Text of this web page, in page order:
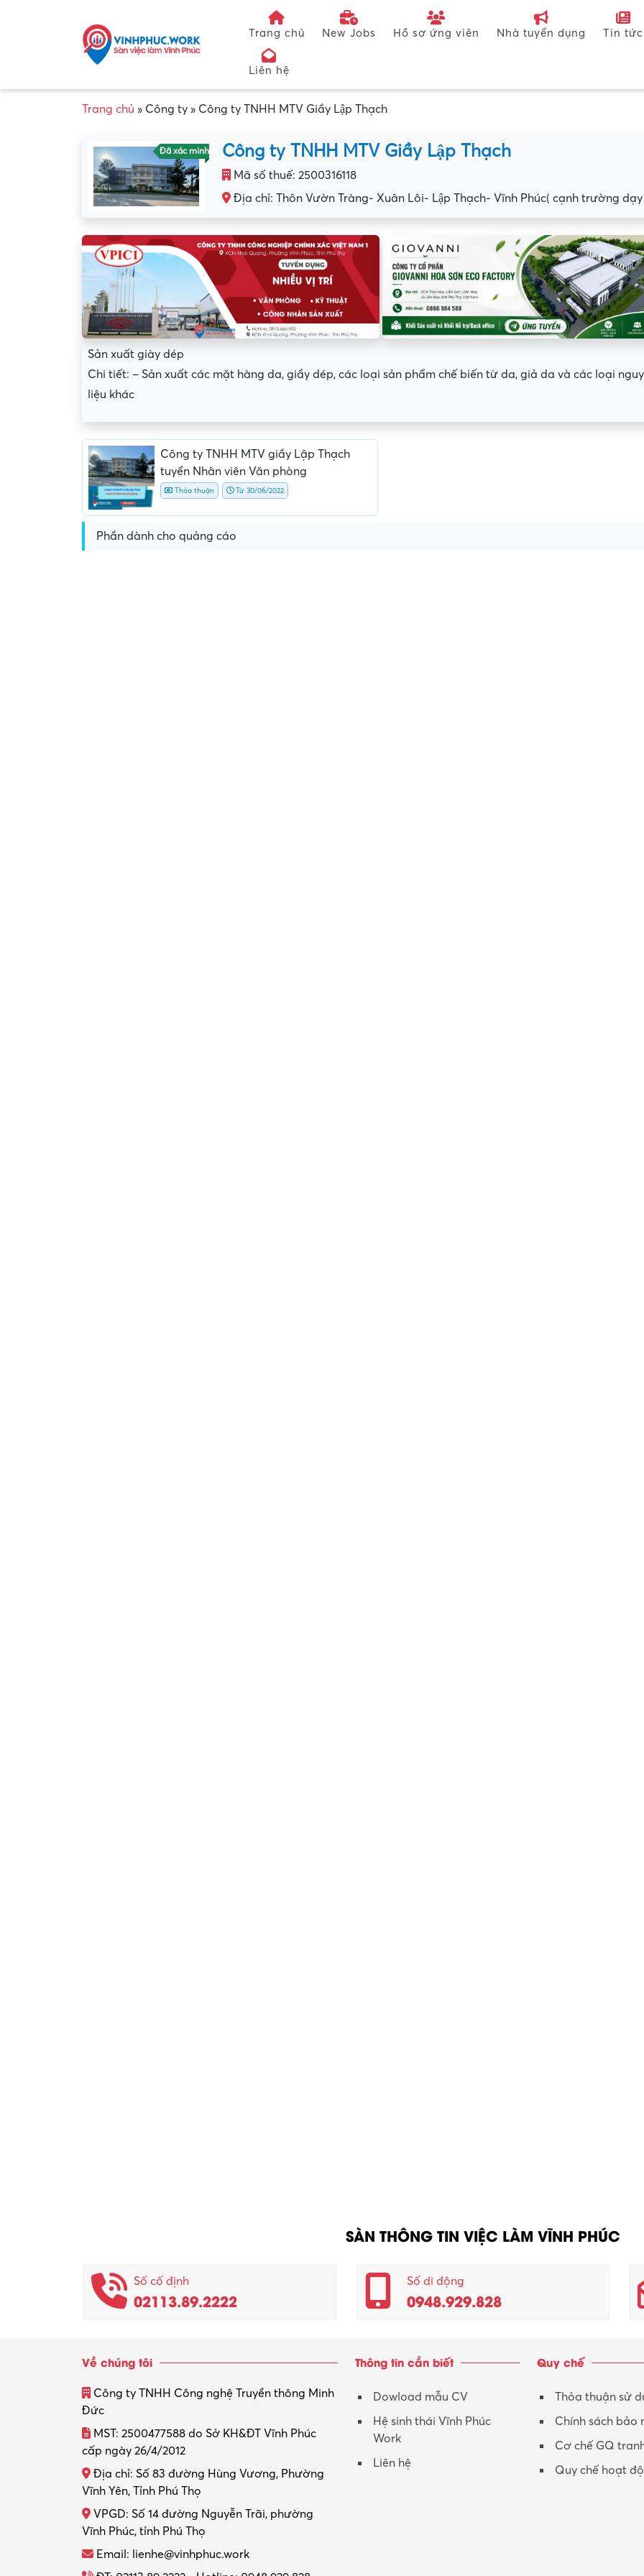
Trang chủ New Jobs Hồ sơ ứng viên Nhà tuyển dụng Tin tức
Liên hệ
Trang chủ » Công ty » Công ty TNHH MTV Giầy Lập Thạch
Đã xác minh Công ty TNHH MTV Giầy Lập Thạch
Mã số thuế: 2500316118
Địa chỉ: Thôn Vườn Tràng- Xuân Lôi- Lập Thạch- Vĩnh Phúc( cạnh trường dạy
Sản xuất giày dép
Chi tiết: – Sản xuất các mặt hàng da, giầy dép, các loại sản phẩm chế biến từ da, giả da và các loại
liệu khác
Công ty TNHH MTV giầy Lập Thạch
tuyển Nhân viên Văn phòng
Thỏa thuận Từ 30/06/2022
Phần dành cho quảng cáo
SÀN THÔNG TIN VIỆC LÀM VĨNH PHÚC
Số cố định
02113.89.2222
Số di động
0948.929.828
Về chúng tôi
Công ty TNHH Công nghệ Truyền thông Minh
Đức
MST: 2500477588 do Sở KH&ĐT Vĩnh Phúc
cấp ngày 26/4/2012
Địa chỉ: Số 83 đường Hùng Vương, Phường
Vĩnh Yên, Tỉnh Phú Thọ
VPGD: Số 14 đường Nguyễn Trãi, phường
Vĩnh Phúc, tỉnh Phú Thọ
Email: lienhe@vinhphuc.work
Thông tin cần biết
Dowload mẫu CV
Hệ sinh thái Vĩnh Phúc
Work
Liên hệ
Quy chế
Thỏa thuận sử
Chính sách bảo
Cơ chế GQ
Quy chế hoạt